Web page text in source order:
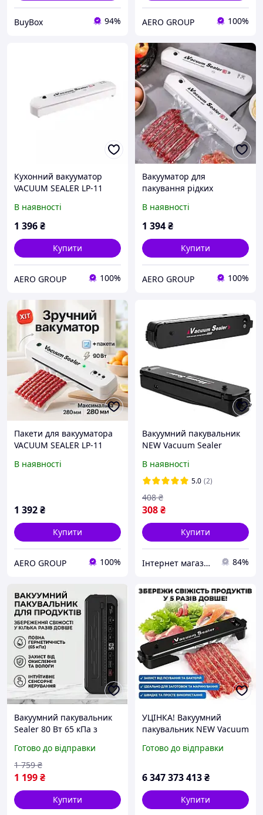
BuyBox 94% AERO GROUP 100%
Кухонний вакууматор
VACUUM SEALER LP-11
вакуумний пакувальник,
Вакуумний пакувальник
В наявності
1 396₴
Купити
AERO GROUP 100%
Вакууматор для
пакування рідких
LP-11 (S+), Потужний
вакууматор, Вакуумний
В наявності
1 394₴
Купити
AERO GROUP 100%
Пакети для вакууматора
VACUUM SEALER LP-11
пакувальник
В наявності
1 392₴
Купити
AERO GROUP 100%
Вакуумний пакувальник
NEW Vacuum Sealer
В наявності
5.0 (2)
308₴
408 ₴
Купити
Інтернет магазин DOMASHNIY 84%
Вакуумний пакувальник
Sealer 80 Вт 65 кПа з
(Чорний)
Готово до відправки
1 199₴
1 759 ₴
Купити
УЦІНКА! Вакуумний
пакувальник NEW Vacuum
корпусу 3484)
Готово до відправки
6 347 373 413₴
Купити